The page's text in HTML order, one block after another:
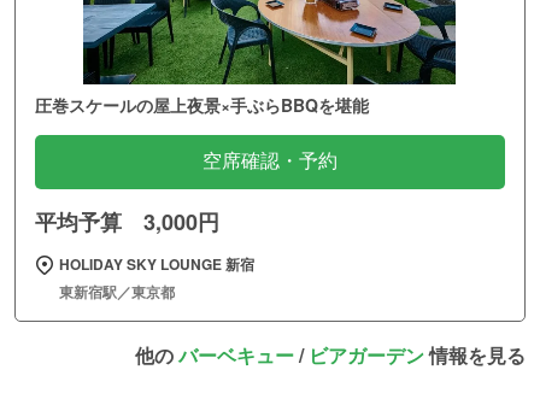
圧巻スケールの屋上夜景×手ぶらBBQを堪能
空席確認・予約
平均予算 3,000円
HOLIDAY SKY LOUNGE 新宿
東新宿駅／東京都
他のバーベキュー/ ビアガーデン情報を見る